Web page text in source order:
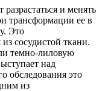
и менять
трансформации ее в
Это
сосудистой ткани.
темно-лиловую
над
обследования это
из